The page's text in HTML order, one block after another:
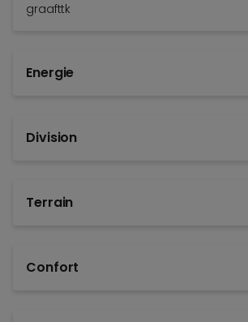
graafttk
Energie
Division
Terrain
Confort